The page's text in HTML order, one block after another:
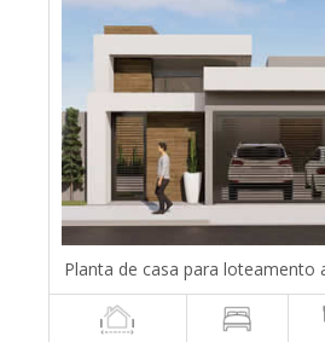
Planta de casa para loteamento